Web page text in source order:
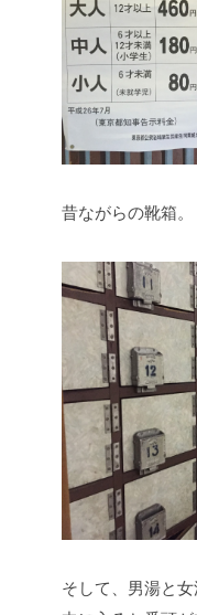
昔ながらの靴箱。
そして、男湯と女